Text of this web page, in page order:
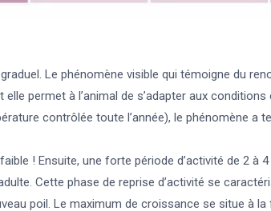
Le phénomène visible qui témoigne du
permet à l’animal de s’adapter aux
contrôlée toute l’année), le phénomène a
! Ensuite, une forte période d’activité de 2
Cette phase de reprise d’activité se
poil. Le maximum de croissance se situe à la